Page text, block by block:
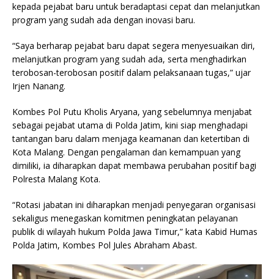
kepada pejabat baru untuk beradaptasi cepat dan melanjutkan
program yang sudah ada dengan inovasi baru.
“Saya berharap pejabat baru dapat segera menyesuaikan diri,
melanjutkan program yang sudah ada, serta menghadirkan
terobosan-terobosan positif dalam pelaksanaan tugas,” ujar
Irjen Nanang.
Kombes Pol Putu Kholis Aryana, yang sebelumnya menjabat
sebagai pejabat utama di Polda Jatim, kini siap menghadapi
tantangan baru dalam menjaga keamanan dan ketertiban di
Kota Malang. Dengan pengalaman dan kemampuan yang
dimiliki, ia diharapkan dapat membawa perubahan positif bagi
Polresta Malang Kota.
“Rotasi jabatan ini diharapkan menjadi penyegaran organisasi
sekaligus menegaskan komitmen peningkatan pelayanan
publik di wilayah hukum Polda Jawa Timur,” kata Kabid Humas
Polda Jatim, Kombes Pol Jules Abraham Abast.